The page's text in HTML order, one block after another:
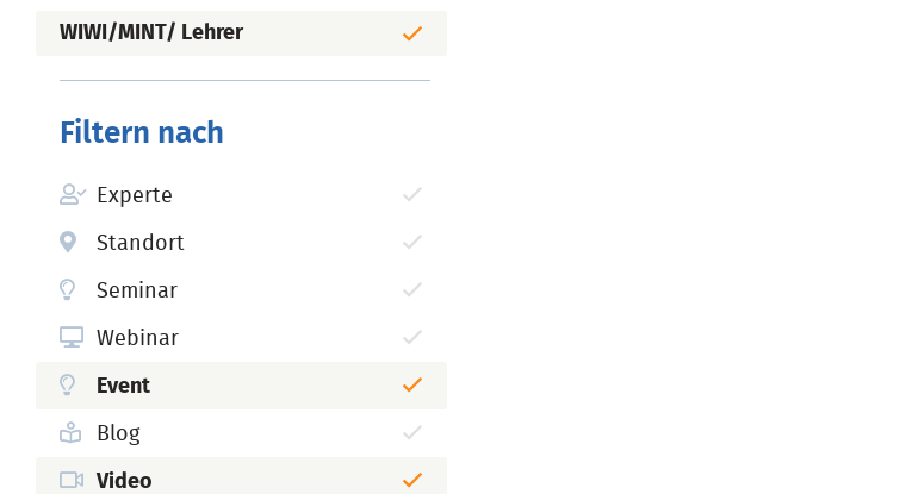
WIWI/MINT/ Lehrer
Filtern nach
Experte
Standort
Seminar
Webinar
Event
Blog
Video